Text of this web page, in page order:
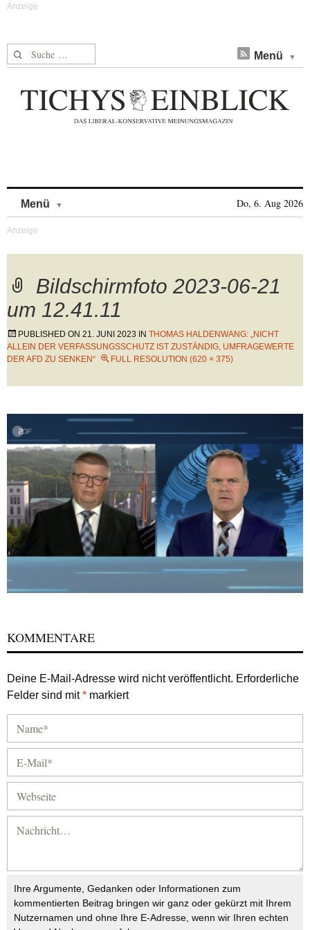
Suche nach: Menü
Menü Do, 6. Aug 2026
Bildschirmfoto 2023-06-21
um 12.41.11
PUBLISHED ON 21. JUNI 2023 IN THOMAS HALDENWANG: „NICHT
ALLEIN DER VERFASSUNGSSCHUTZ IST ZUSTÄNDIG, UMFRAGEWERTE
DER AFD ZU SENKEN“
FULL RESOLUTION (620 × 375)
KOMMENTARE
Deine E-Mail-Adresse wird nicht veröffentlicht. Erforderliche
Felder sind mit* markiert
Ihre Argumente, Gedanken oder Informationen zum
kommentierten Beitrag bringen wir ganz oder gekürzt mit Ihrem
Nutzernamen und ohne Ihre E-Adresse, wenn wir Ihren echten